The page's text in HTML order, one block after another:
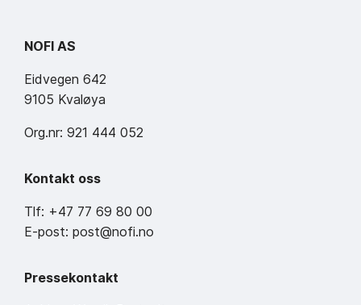
NOFI AS
Eidvegen 642
9105 Kvaløya
Org.nr: 921 444 052
Kontakt oss
Tlf: +47 77 69 80 00
E-post: post@nofi.no
Pressekontakt